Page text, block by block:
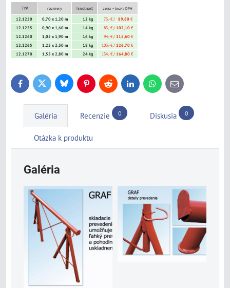
TYP rozmery hmotnosť cena ~ bez/ s DPH
12.1250 0,70 x 1,20 m 12 kg 73,- € /89,80€
12.1255
0,90 x 1,60 m 14 kg 83,- € /102,10€
12.1260
1,05 x 1,90 m 16 kg 94,- € /115,60€
12.1265
1,25 x 2,30 m 18 kg 103,- € /126,70€
12.1270
1,55 x 2,80 m 24 kg 134,- € /164,80€
FacebookTwitter BlueskyPinterestReddit LinkedInWhatsApp
E-
mail
Galéria Recenzie 0 Diskusia 0
Otázka k produktu
Galéria